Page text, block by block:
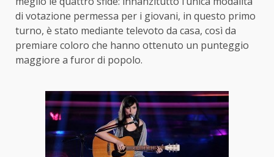
di votazione permessa per i giovani, in questo primo
turno, è stato mediante televoto da casa, così da
premiare coloro che hanno ottenuto un punteggio
maggiore a furor di popolo.